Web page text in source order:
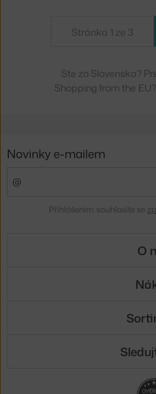
Stránka 1 ze 3
Ste zo Slovenska?
Shopping from the
Novinky e-mailem
Přihlášením souhlasíte se
O